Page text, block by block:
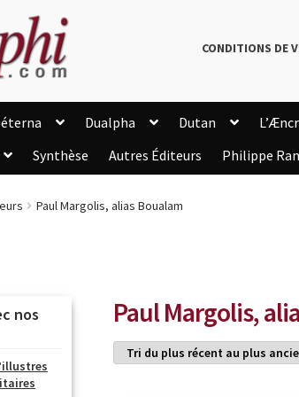
CONDITIONS DE
Dualpha Dutan
Synthèse Autres Éditeurs Philippe
Paul Margolis, alias Boualam
Paul Margolis,
nos